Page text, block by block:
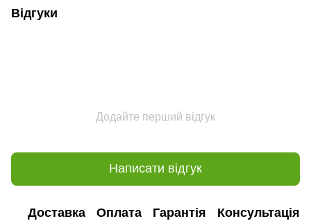
Відгуки
Додайте перший відгук
Написати відгук
Доставка Оплата Гарантія Консультація